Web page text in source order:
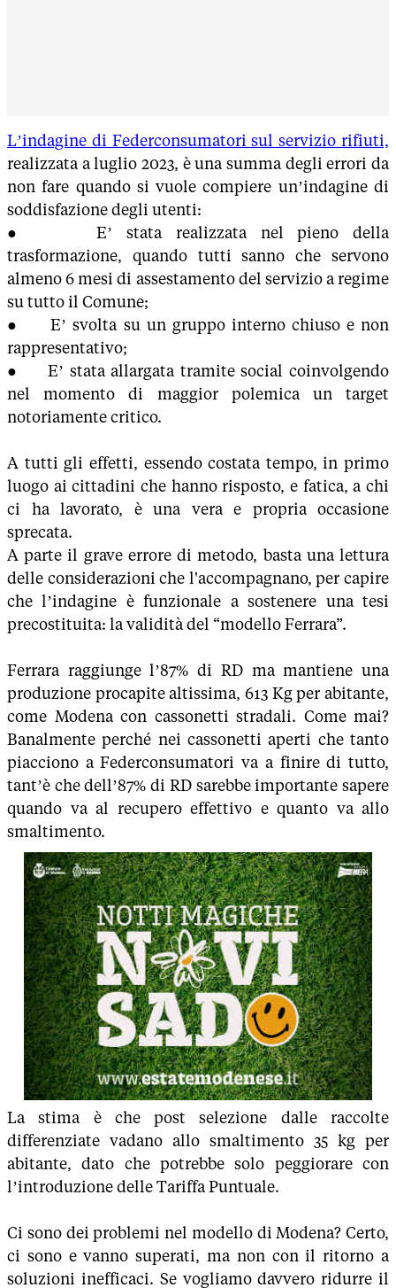
L’indagine di Federconsumatori sul servizio rifiuti,
realizzata a luglio 2023, è una summa degli errori da
non fare quando si vuole compiere un’indagine di
soddisfazione degli utenti:
● E’ stata realizzata nel pieno della
trasformazione, quando tutti sanno che servono
almeno 6 mesi di assestamento del servizio a regime
su tutto il Comune;
● E’ svolta su un gruppo interno chiuso e non
rappresentativo;
● E’ stata allargata tramite social coinvolgendo
nel momento di maggior polemica un target
notoriamente critico.
A tutti gli effetti, essendo costata tempo, in primo
luogo ai cittadini che hanno risposto, e fatica, a chi
ci ha lavorato, è una vera e propria occasione
sprecata.
A parte il grave errore di metodo, basta una lettura
delle considerazioni che l'accompagnano, per capire
che l’indagine è funzionale a sostenere una tesi
precostituita: la validità del “modello Ferrara”.
Ferrara raggiunge l’87% di RD ma mantiene una
produzione procapite altissima, 613 Kg per abitante,
come Modena con cassonetti stradali. Come mai?
Banalmente perché nei cassonetti aperti che tanto
piacciono a Federconsumatori va a finire di tutto,
tant’è che dell’87% di RD sarebbe importante sapere
quando va al recupero effettivo e quanto va allo
smaltimento.
La stima è che post selezione dalle raccolte
differenziate vadano allo smaltimento 35 kg per
abitante, dato che potrebbe solo peggiorare con
l’introduzione delle Tariffa Puntuale.
Ci sono dei problemi nel modello di Modena? Certo,
ci sono e vanno superati, ma non con il ritorno a
soluzioni inefficaci. Se vogliamo davvero ridurre il